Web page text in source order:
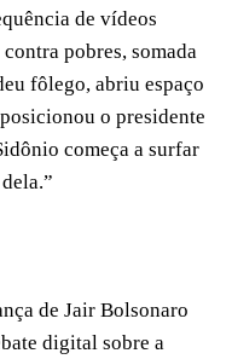
de vídeos
pobres, somada
fôlego, abriu espaço
o presidente
começa a surfar
de Jair Bolsonaro
digital sobre a